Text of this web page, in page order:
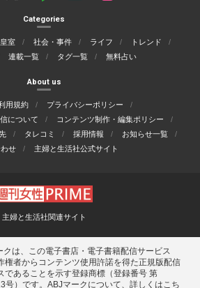
Categories
皇室 社会・事件 ライフ
トレンド
連載一覧 タグ一覧 無料占い
About us
用規約
プライバシーポリシー
について
コンテンツ制作・編集ポリシー
タレコミ 採用情報
お知らせ一覧
せ
主婦と生活社公式サイト
主婦と生活社関連サイト
クは、この電子書店・電子書籍配信サービス
権者からコンテンツ使用許諾を得た正規版配信
であることを示す登録商標（登録番号 第
号）です。ABJマークについて、詳しくはこち